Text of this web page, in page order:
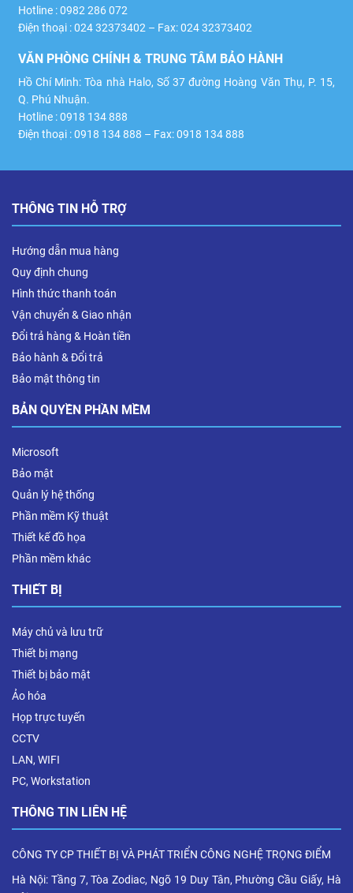
Hotline : 0982 286 072
Điện thoại : 024 32373402 – Fax: 024 32373402
VĂN PHÒNG CHÍNH & TRUNG TÂM BẢO HÀNH
Hồ Chí Minh: Tòa nhà Halo, Số 37 đường Hoàng Văn Thụ, P. 15,
Q. Phú Nhuận.
Hotline : 0918 134 888
Điện thoại : 0918 134 888 – Fax: 0918 134 888
THÔNG TIN HỖ TRỢ
Hướng dẫn mua hàng
Quy định chung
Hình thức thanh toán
Vận chuyển & Giao nhận
Đổi trả hàng & Hoàn tiền
Bảo hành & Đổi trả
Bảo mật thông tin
BẢN QUYỀN PHẦN MỀM
Microsoft
Bảo mật
Quản lý hệ thống
Phần mềm Kỹ thuật
Thiết kế đồ họa
Phần mềm khác
THIẾT BỊ
Máy chủ và lưu trữ
Thiết bị mạng
Thiết bị bảo mật
Ảo hóa
Họp trực tuyến
CCTV
LAN, WIFI
PC, Workstation
THÔNG TIN LIÊN HỆ
CÔNG TY CP THIẾT BỊ VÀ PHÁT TRIỂN CÔNG NGHỆ TRỌNG ĐIỂM
Hà Nội: Tầng 7, Tòa Zodiac, Ngõ 19 Duy Tân, Phường Cầu Giấy, Hà